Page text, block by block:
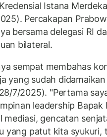
Istana
Percakapan
bersama delegasi RI
bilateral.
sempat membahas
yang sudah
7/2025). "Pertama
leadership Bapak
mediasi, gencatan
yang patut kita syukuri,